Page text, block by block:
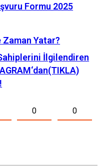
Formu 2025
Zaman Yatar?
İlgilendiren
0 0